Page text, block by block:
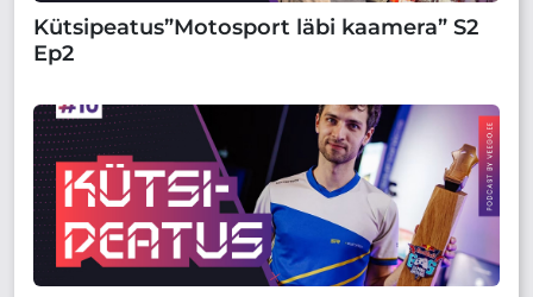
Kütsipeatus”Motosport läbi kaamera” S2
Ep2